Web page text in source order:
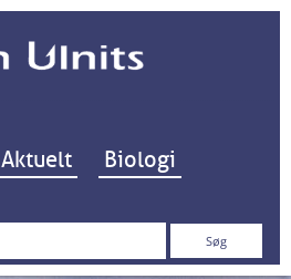
Hop til indhold
Aktuelt Biologi